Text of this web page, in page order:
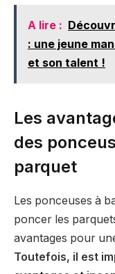
A lire :
: une jeune
et son talent !
Les
des
parquet
Les ponceuses à
poncer les
avantages pour
Toutefois, il est